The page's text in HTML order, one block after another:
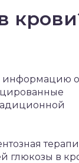
информацию
глюкозы в